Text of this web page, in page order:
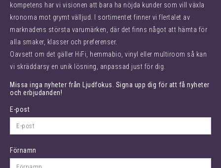
kompetens har vi visionen att bara ha nöjda kunder som vill växla
kronorna mot grymt välljud. I sortimentet finner vi flertalet av
marknadens största varumärken, där det finns något att hämta för
alla smaker, klasser och preferenser.
Oavsett om det gäller HiFi, hemmabio, vinyl eller multiroom så kan
vi skräddarsy en unik lösning, anpassad just för dig.
Missa inga nyheter från Ljudfokus. Signa upp dig för att få nyheter
och erbjudanden!
E-post
Förnamn